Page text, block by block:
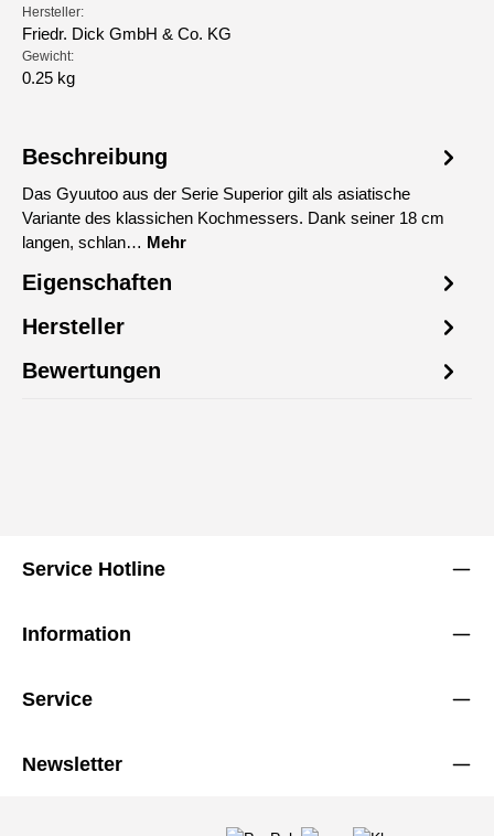
Hersteller:
Friedr. Dick GmbH & Co. KG
Gewicht:
0.25 kg
Beschreibung
Das Gyuutoo aus der Serie Superior gilt als asiatische
Variante des klassichen Kochmessers. Dank seiner 18 cm
langen, schlan… Mehr
Eigenschaften
Hersteller
Bewertungen
Service Hotline
Information
Service
Newsletter